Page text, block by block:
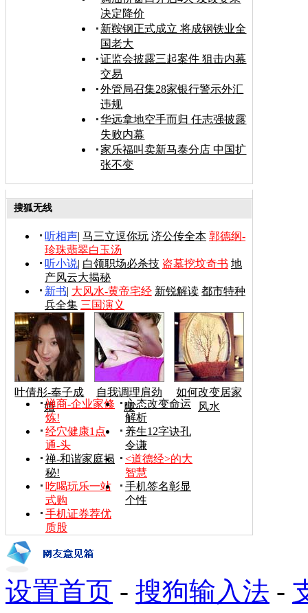
决定降价
新鞍钢正式成立 将成钢铁业全
国老大
证监会披露三起案件 狙击内幕
交易
外管局召集28家银行警示外汇
违规
华远拿地空手而归 任志强披露
失败内幕
家乐福叫卖新马泰分店 中国扩
张不变
搜狐无线
听相声| 马三立逗你玩 济公传全本 郭德纲-
珍珠翡翠白玉汤
听小说| 白领职场必杀技 盗墓挖坟奇书 地
产风云大揭秘
新书| 大风水-黄帝宅经 新锐解读 都市特种
兵全集 三国演义
叶倩彤-奉子成
婚
自我调理肩劲
腰
如何改变居家
风水
禅商-企业家修
炼!
心态改变命运
解析
经穴健康1点
通-头
养生12字诀孔
令谦
禅-和谐家庭揭
秘!
<道德经>的大
智慧
吃喝玩乐一站
式购
手机签名彰显
个性
手机证券荐优
质股
设置首页 - 搜狗输入法 -